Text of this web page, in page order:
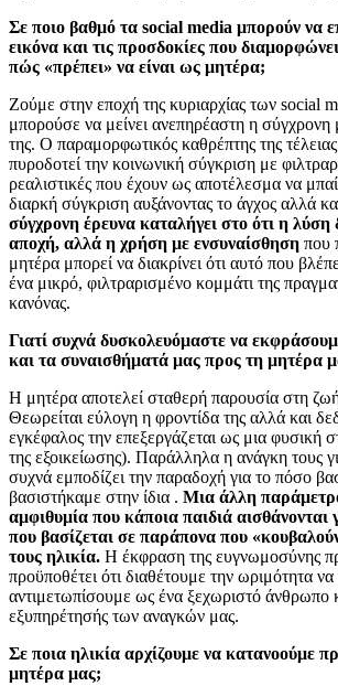
Σε ποιο βαθμό τα social media μπορούν να
εικόνα και τις προσδοκίες που
πώς «πρέπει» να είναι ως μητέρα;
Ζούμε στην εποχή της κυριαρχίας των social
μπορούσε να μείνει ανεπηρέαστη η σύγχρονη
της. Ο παραμορφωτικός καθρέπτης της
πυροδοτεί την κοινωνική σύγκριση με
ρεαλιστικές που έχουν ως αποτέλεσμα να
διαρκή σύγκριση αυξάνοντας το άγχος αλλά
σύγχρονη έρευνα καταλήγει στο ότι η λύση
αποχή, αλλά η χρήση με ενσυναίσθηση που
μητέρα μπορεί να διακρίνει ότι αυτό που
ένα μικρό, φιλτραρισμένο κομμάτι της
κανόνας.
Γιατί συχνά δυσκολευόμαστε να
και τα συναισθήματά μας προς τη μητέρα
Η μητέρα αποτελεί σταθερή παρουσία στη ζωή
Θεωρείται εύλογη η φροντίδα της αλλά και
εγκέφαλος την επεξεργάζεται ως μια φυσική
της εξοικείωσης). Παράλληλα η ανάγκη τους
συχνά εμποδίζει την παραδοχή για το πόσο
βασιστήκαμε στην ίδια . Μια άλλη
αμφιθυμία που κάποια παιδιά αισθάνονται
που βασίζεται σε παράπονα που
τους ηλικία. Η έκφραση της ευγνωμοσύνης
προϋποθέτει ότι διαθέτουμε την ωριμότητα να
αντιμετωπίσουμε ως ένα ξεχωριστό άνθρωπο
εξυπηρέτησής των αναγκών μας.
Σε ποια ηλικία αρχίζουμε να κατανοούμε
μητέρα μας;